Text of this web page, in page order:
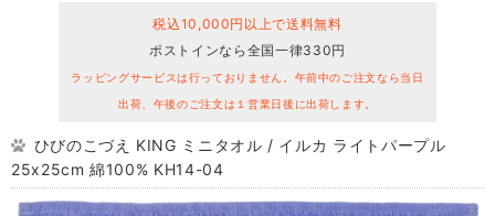
税込10,000円以上で送料無料
ポストインなら全国一律330円
ラッピングサービスは行っておりません。午前中のご注文なら当日
出荷、午後のご注文は１営業日後に出荷します。
ひびのこづえ KING ミニタオル / イルカ ライトパープル
25x25cm 綿100% KH14-04